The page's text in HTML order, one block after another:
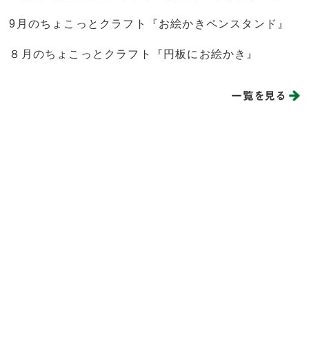
9月のちょこっとクラフト『お絵かきペンスタンド』
８月のちょこっとクラフト『円板にお絵かき』
一覧を見る